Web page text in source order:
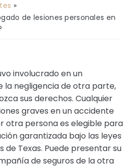
»
de lesiones personales en
involucrado en un
la negligencia de otra parte,
sus derechos. Cualquier
graves en un accidente
otra persona es elegible para
garantizada bajo las leyes
de Texas. Puede presentar su
de seguros de la otra